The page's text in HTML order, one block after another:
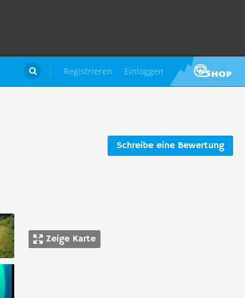
Registrieren Einloggen

Schreibe eine Bewertung
Zeige Karte